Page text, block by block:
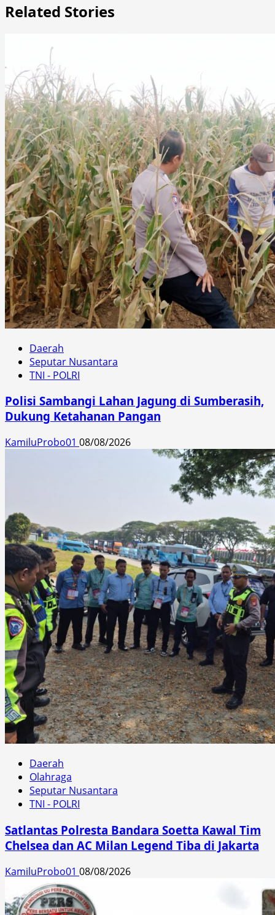
Related Stories
Daerah
Seputar Nusantara
TNI - POLRI
Polisi Sambangi Lahan Jagung di Sumberasih,
Dukung Ketahanan Pangan
KamiluProbo01 08/08/2026
Daerah
Olahraga
Seputar Nusantara
TNI - POLRI
Satlantas Polresta Bandara Soetta Kawal Tim
Chelsea dan AC Milan Legend Tiba di Jakarta
KamiluProbo01 08/08/2026